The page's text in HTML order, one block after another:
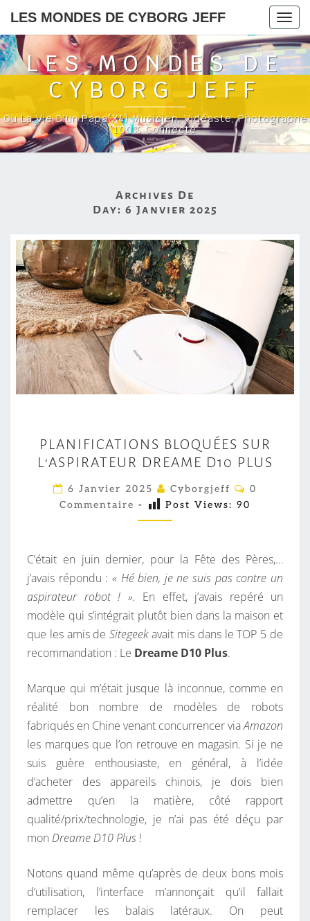
LES MONDES DE CYBORG JEFF
LES MONDES DE
CYBORG JEFF
Ou La Vie D'un Papa(x4) Musicien, Vidéaste, Photographe
100% Connecté
Archives De
Day: 6 Janvier 2025
L
A
N
I
F
C
A
I
O
N
B
L
O
Q
U
É
E
S
R
L
PLANIFICATIONS BLOQUÉES SUR
L’ASPIRATEUR DREAME D10 PLUS
6 Janvier 2025 Cyborgjeff
C
M
T
A
I
R
E
S
0
Commentaire - Post Views: 90
C’était en juin dernier, pour la Fête des Pères,…
j’avais répondu : « Hé bien, je ne suis pas contre un
aspirateur robot ! ». En effet, j’avais repéré un
modèle qui s’intégrait plutôt bien dans la maison et
que les amis deSitegeekavait mis dans le TOP 5 de
recommandation : Le Dreame D10 Plus.
Marque qui m’était jusque là inconnue, comme en
réalité bon nombre de modèles de robots
fabriqués en Chine venant concurrencer viaAmazon
les marques que l’on retrouve en magasin. Si je ne
suis guère enthousiaste, en général, à l’idée
d’acheter des appareils chinois, je dois bien
admettre qu’en la matière, côté rapport
qualité/prix/technologie, je n’ai pas été déçu par
mon Dreame D10 Plus !
Notons quand même qu’après de deux bons mois
d’utilisation, l’interface m’annonçait qu’il fallait
remplacer les balais latéraux. On peut